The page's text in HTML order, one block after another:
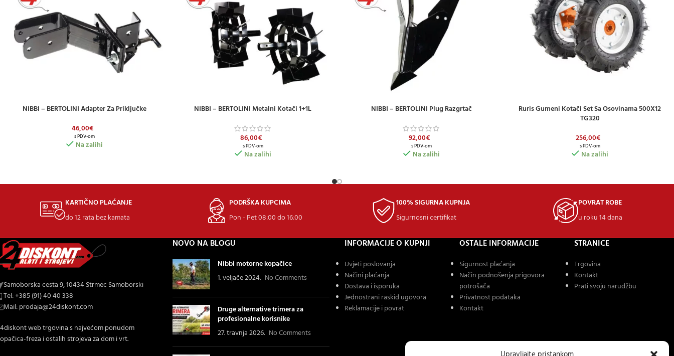
DODAJ U KOŠARICU
NIBBI – BERTOLINI Adapter Za Priključke
46,00€
s PDV-om
Na zalihi
DODAJ U KOŠARICU
NIBBI – BERTOLINI Metalni Kotači 1+1L
86,00€
s PDV-om
Na zalihi
DODAJ U KOŠARICU
NIBBI – BERTOLINI Plug Razgrtač
92,00€
s PDV-om
Na zalihi
DODAJ U KOŠARICU
Ruris Gumeni Kotači Set Sa Osovinama 500X12
TG320
256,00€
s PDV-om
Na zalihi
KARTIČNO PLAĆANJE
do 12 rata bez kamata
PODRŠKA KUPCIMA
Pon - Pet 08:00 do 16:00
100% SIGURNA KUPNJA
Sigurnosni certifikat
POVRAT ROBE
u roku 14 dana
Samoborska cesta 9, 10434 Strmec Samoborski
Tel: +385 (91) 40 40 338
Mail: prodaja@24diskont.com
web trgovina s najvećom ponudom
freza i ostalih strojeva za dom i vrt.
NOVO NA BLOGU
Nibbi motorne kopačice
1. veljače 2024. No Comments
Druge alternative trimera za
profesionalne korisnike
27. travnja 2026. No Comments
INFORMACIJE O KUPNJI
Uvjeti poslovanja
Načini plaćanja
Dostava i isporuka
Jednostrani raskid ugovora
Reklamacije i povrat
OSTALE INFORMACIJE
Sigurnost plaćanja
Način podnošenja prigovora
potrošača
Privatnost podataka
Kontakt
STRANICE
Trgovina
Kontakt
Prati svoju narudžbu